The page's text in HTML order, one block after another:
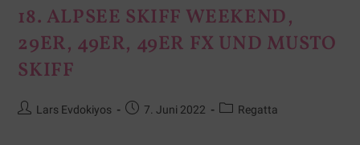
18. ALPSEE SKIFF WEEKEND,
29ER, 49ER, 49ER FX UND MUSTO
SKIFF
Lars Evdokiyos 7. Juni 2022 Regatta